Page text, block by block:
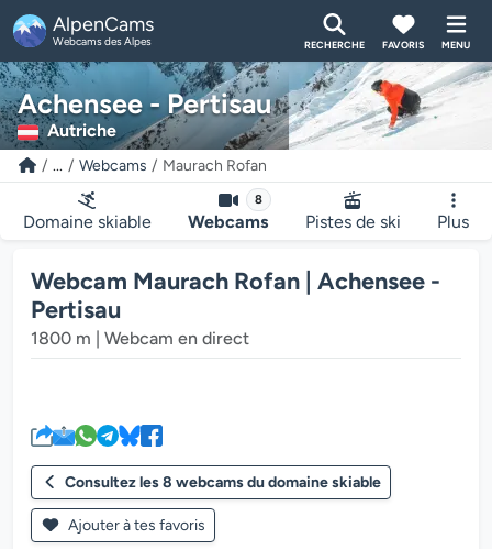
AlpenCams
Webcams des Alpes RECHERCHE FAVORIS MENU
Achensee - Pertisau
Autriche
... Webcams Maurach Rofan
Domaine skiable
8
Webcams Pistes de ski Plus
Webcam Maurach Rofan | Achensee -
Pertisau
1800 m | Webcam en direct
Consultez les 8 webcams du domaine skiable
Ajouter à tes favoris